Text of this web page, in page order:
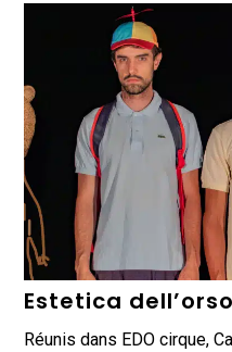
Estetica
Réunis dans EDO cirque,